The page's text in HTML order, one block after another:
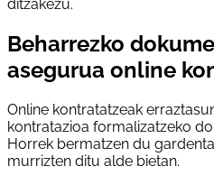
ditzakezu.
Beharrezko
asegurua online
Online kontratatzeak
kontratazioa formalizatzeko
Horrek bermatzen du
murrizten ditu alde bietan.